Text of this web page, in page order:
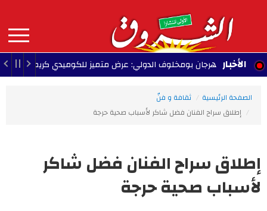
contenu
principal
MAIN
NAVIGATION الأخبار
مهرجان بومخلوف الدولي: عرض متميز للكوميدي كريم الغربي 08/07
الصفحة الرئيسية
ثقافة و فنّ
إطلاق سراح الفنان فضل شاكر لأسباب صحية حرجة
إطلاق سراح الفنان فضل شاكر
لأسباب صحية حرجة